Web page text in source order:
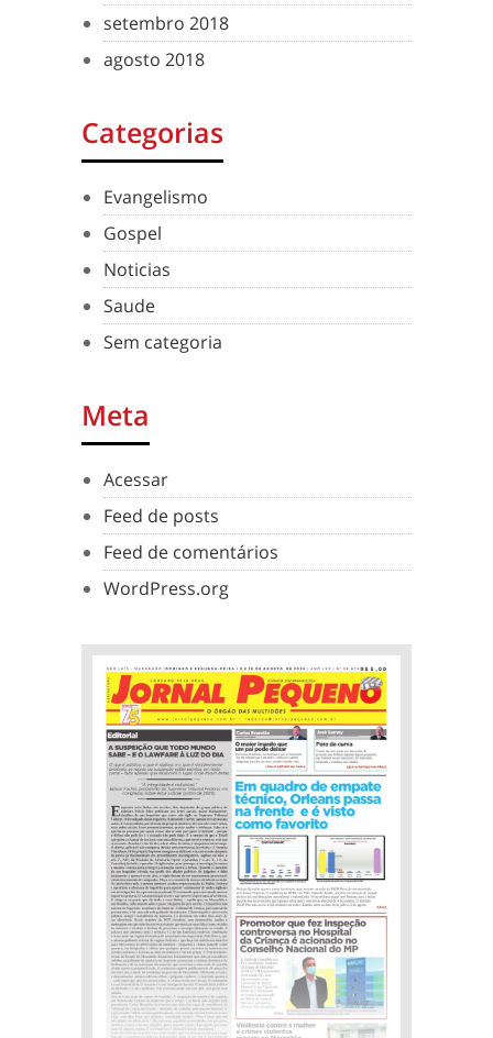
setembro 2018
agosto 2018
Categorias
Evangelismo
Gospel
Noticias
Saude
Sem categoria
Meta
Acessar
Feed de posts
Feed de comentários
WordPress.org